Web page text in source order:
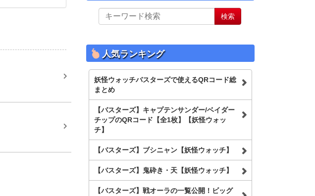
イ
を
検
索
検索
人気ランキング
妖怪ウォッチバスターズで使えるQRコード総
まとめ
【バスターズ】キャプテンサンダー/ベイダー
チップのQRコード【全1枚】【妖怪ウォッ
チ】
【バスターズ】ブシニャン【妖怪ウォッチ】
【バスターズ】鬼砕き・天【妖怪ウォッチ】
【バスターズ】戦オーラの一覧公開！ビッグ